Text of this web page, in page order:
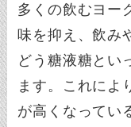
多くの飲むヨー
味を抑え、飲み
どう糖液糖とい
ます。これによ
が高くなってい